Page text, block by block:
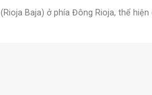
(Rioja Baja) ở phía Đông Rioja, thể